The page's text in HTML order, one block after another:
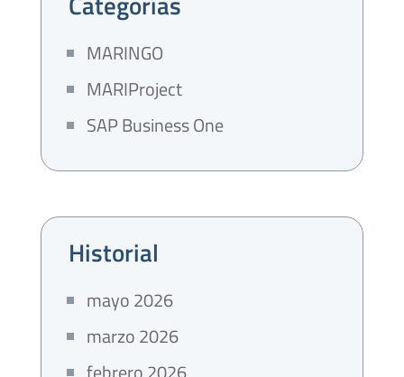
MARINGO
MARIProject
SAP Business One
Historial
mayo 2026
marzo 2026